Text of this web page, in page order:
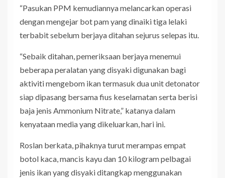
“Pasukan PPM kemudiannya melancarkan operasi
dengan mengejar bot pam yang dinaiki tiga lelaki
terbabit sebelum berjaya ditahan sejurus selepas itu.
“Sebaik ditahan, pemeriksaan berjaya menemui
beberapa peralatan yang disyaki digunakan bagi
aktiviti mengebom ikan termasuk dua unit detonator
siap dipasang bersama fius keselamatan serta berisi
baja jenis Ammonium Nitrate,” katanya dalam
kenyataan media yang dikeluarkan, hari ini.
Roslan berkata, pihaknya turut merampas empat
botol kaca, mancis kayu dan 10 kilogram pelbagai
jenis ikan yang disyaki ditangkap menggunakan